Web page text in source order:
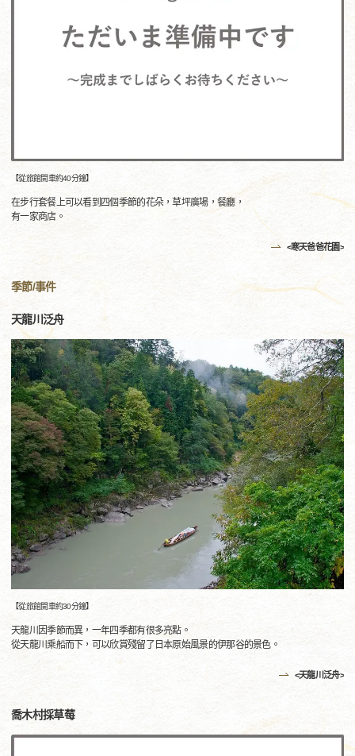
【從旅館開車約40分鐘】
在步行套餐上可以看到四個季節的花朵，草坪廣場，餐廳，
有一家商店。
<寒天爸爸花園>
季節/事件
天龍川泛舟
【從旅館開車約30分鐘】
天龍川因季節而異，一年四季都有很多亮點。
從天龍川乘船而下，可以欣賞殘留了日本原始風景的伊那谷的景色。
<天龍川泛舟>
喬木村採草莓